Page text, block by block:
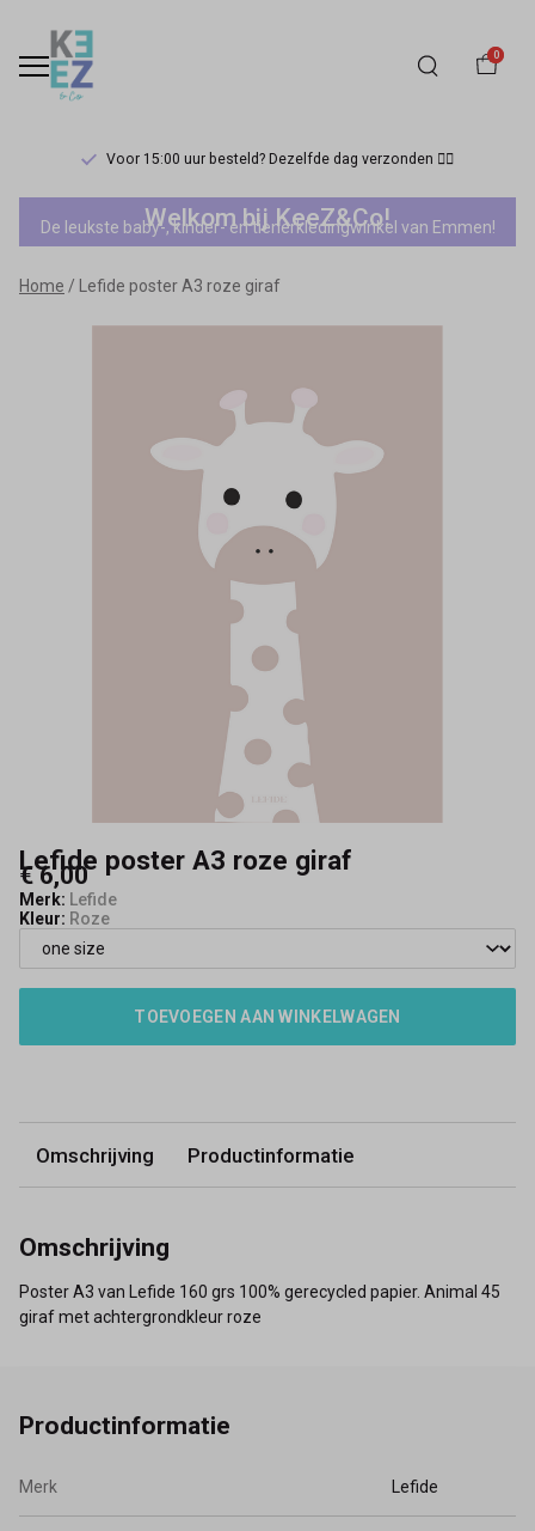
0
Voor 15:00 uur besteld? Dezelfde dag verzonden 🏃‍♀️
Lefide
poster
A3
Keez&Co
Welkom bij KeeZ&Co!
De leukste baby-, kinder- en tienerkledingwinkel van Emmen!
Home Lefide poster A3 roze giraf
Lefide poster A3 roze giraf
€ 6,00
Merk: Lefide
Kleur: Roze
TOEVOEGEN AAN WINKELWAGEN
Omschrijving Productinformatie
Omschrijving
Poster A3 van Lefide 160 grs 100% gerecycled papier. Animal 45
giraf met achtergrondkleur roze
Productinformatie
Merk Lefide